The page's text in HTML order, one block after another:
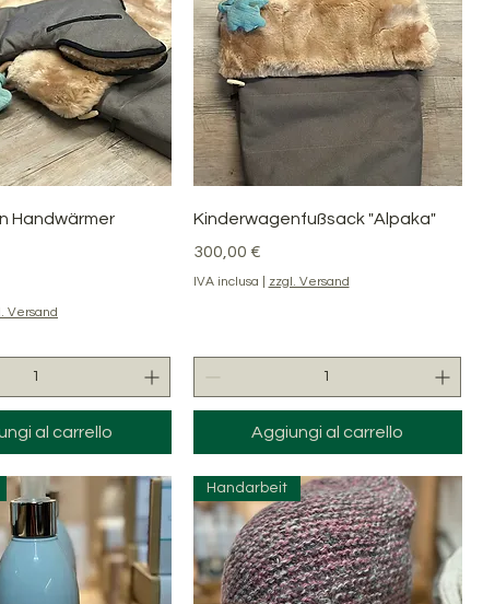
rapida
Handwärmer
Versand
al carrello
Vista rapida
Kinderwagenfußsack "Alpaka"
Prezzo
300,00 €
IVA inclusa zzgl. Versand
Aggiungi al carrello
Handarbeit